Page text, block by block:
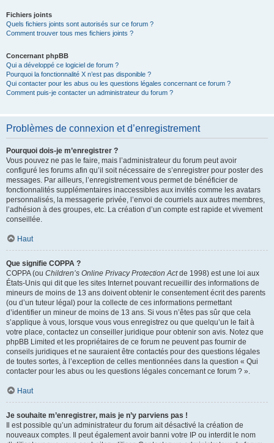
Fichiers joints
Quels fichiers joints sont autorisés sur ce forum ?
Comment trouver tous mes fichiers joints ?
Concernant phpBB
Qui a développé ce logiciel de forum ?
Pourquoi la fonctionnalité X n’est pas disponible ?
Qui contacter pour les abus ou les questions légales concernant ce forum ?
Comment puis-je contacter un administrateur du forum ?
Problèmes de connexion et d’enregistrement
Pourquoi dois-je m’enregistrer ?
Vous pouvez ne pas le faire, mais l’administrateur du forum peut avoir
configuré les forums afin qu’il soit nécessaire de s’enregistrer pour poster des
messages. Par ailleurs, l’enregistrement vous permet de bénéficier de
fonctionnalités supplémentaires inaccessibles aux invités comme les avatars
personnalisés, la messagerie privée, l’envoi de courriels aux autres membres,
l’adhésion à des groupes, etc. La création d’un compte est rapide et vivement
conseillée.
Haut
Que signifie COPPA ?
COPPA (ou Children’s Online Privacy Protection Actde 1998) est une loi aux
États-Unis qui dit que les sites Internet pouvant recueillir des informations de
mineurs de moins de 13 ans doivent obtenir le consentement écrit des parents
(ou d’un tuteur légal) pour la collecte de ces informations permettant
d’identifier un mineur de moins de 13 ans. Si vous n’êtes pas sûr que cela
s’applique à vous, lorsque vous vous enregistrez ou que quelqu’un le fait à
votre place, contactez un conseiller juridique pour obtenir son avis. Notez que
phpBB Limited et les propriétaires de ce forum ne peuvent pas fournir de
conseils juridiques et ne sauraient être contactés pour des questions légales
de toutes sortes, à l’exception de celles mentionnées dans la question « Qui
contacter pour les abus ou les questions légales concernant ce forum ? ».
Haut
Je souhaite m’enregistrer, mais je n’y parviens pas !
Il est possible qu’un administrateur du forum ait désactivé la création de
nouveaux comptes. Il peut également avoir banni votre IP ou interdit le nom